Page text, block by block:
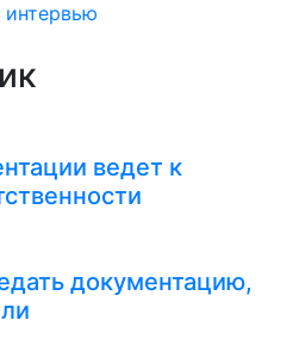
интервью
ведет к
документацию,